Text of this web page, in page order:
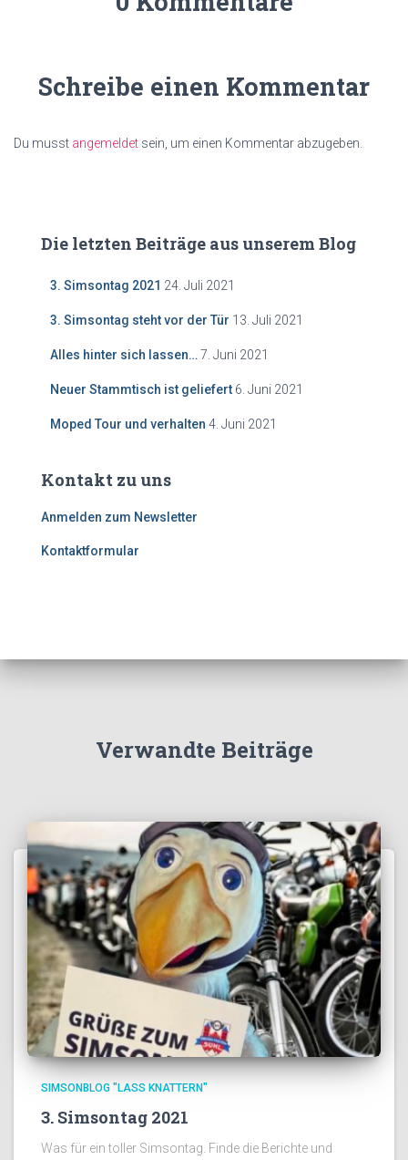
Schreibe einen Kommentar
Du musst angemeldet sein, um einen Kommentar abzugeben.
Die letzten Beiträge aus unserem Blog
3. Simsontag 2021 24. Juli 2021
3. Simsontag steht vor der Tür 13. Juli 2021
Alles hinter sich lassen…7. Juni 2021
Neuer Stammtisch ist geliefert 6. Juni 2021
Moped Tour und verhalten 4. Juni 2021
Kontakt zu uns
Anmelden zum Newsletter
Kontaktformular
Verwandte Beiträge
SIMSONBLOG "LASS KNATTERN"
3. Simsontag 2021
Was für ein toller Simsontag. Finde die Berichte und